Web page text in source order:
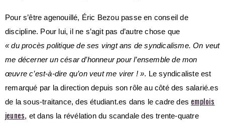
Pour s’être agenouillé, Éric Bezou passe en conseil de
discipline. Pour lui, il ne s’agit pas d’autre chose que
« du procès politique de ses vingt ans de syndicalisme. On veut
me décerner un césar d’honneur pour l’ensemble de mon
œuvre c’est-à-dire qu’on veut me virer ! ». Le syndicaliste est
remarqué par la direction depuis son rôle au côté des salarié.es
de la sous-traitance, des étudiant.es dans le cadre des emplois
jeunes, et dans la révélation du scandale des trente-quatre